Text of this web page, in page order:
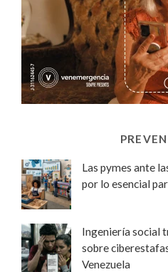
Las pymes ante
por lo esencial
Ingeniería social
sobre
Venezuela